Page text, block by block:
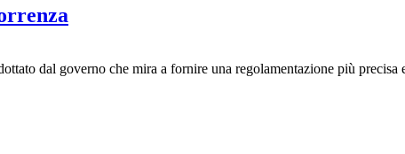
dal governo che mira a fornire una regolamentazione più precisa